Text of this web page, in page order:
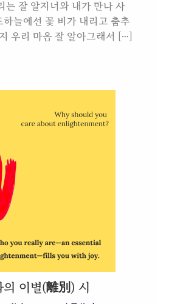
는 잘 알지너와 내가 만나 사
하늘에선 꽃 비가 내리고 춤추
우리 마음 잘 알아그래서 […]
이별(離別) 시